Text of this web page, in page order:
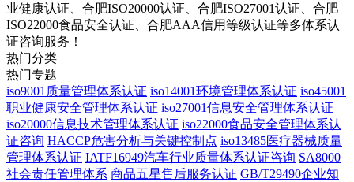
业健康认证、合肥ISO20000认证、合肥ISO27001认证、合肥
ISO22000食品安全认证、合肥AAA信用等级认证等多体系认
证咨询服务！
热门分类
热门专题
iso9001质量管理体系认证 iso14001环境管理体系认证 iso45001
职业健康安全管理体系认证 iso27001信息安全管理体系认证
iso20000信息技术管理体系认证 iso22000食品安全管理体系认
证咨询 HACCP危害分析与关键控制点 iso13485医疗器械质量
管理体系认证 IATF16949汽车行业质量体系认证咨询 SA8000
社会责任管理体系 商品五星售后服务认证 GB/T29490企业知